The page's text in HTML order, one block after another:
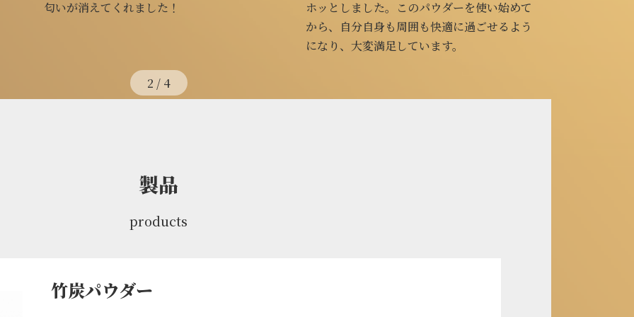
いが消えてくれました！
ホッとしました。このパウダーを使い始めて
から、自分自身も周囲も快適に過ごせるよう
になり、大変満足しています。
ようにしています！
3 / 4
製品
products